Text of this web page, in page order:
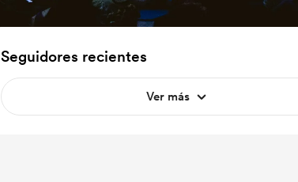
Seguidores recientes
Ver más